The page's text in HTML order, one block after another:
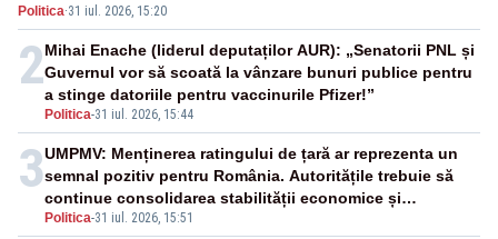
Politica·31 iul. 2026, 15:20
2
Politica-31 iul. 2026, 15:44
Mihai Enache (liderul deputaților AUR): „Senatorii PNL și
Guvernul vor să scoată la vânzare bunuri publice pentru
a stinge datoriile pentru vaccinurile Pfizer!”
3
Politica-31 iul. 2026, 15:51
UMPMV: Menținerea ratingului de țară ar reprezenta un
semnal pozitiv pentru România. Autoritățile trebuie să
continue consolidarea stabilității economice și
financiare